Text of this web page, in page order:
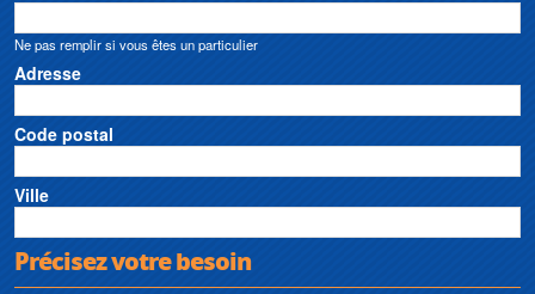
Ne pas remplir si vous êtes un particulier
Adresse
Code postal
Ville
Précisez votre besoin